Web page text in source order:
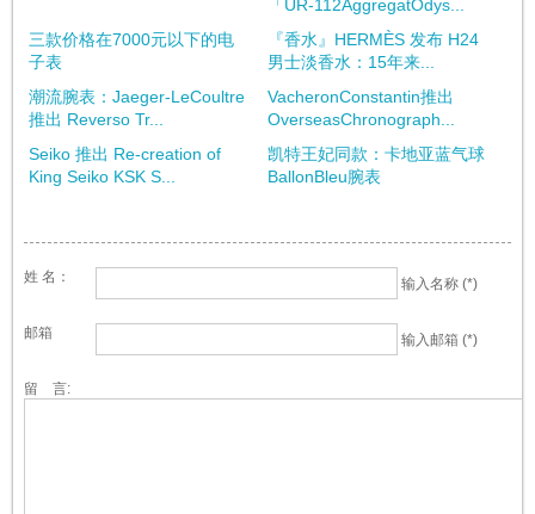
「UR-112AggregatOdys...
三款价格在7000元以下的电
子表
『香水』HERMÈS 发布 H24
男士淡香水：15年来...
潮流腕表：Jaeger-LeCoultre
推出 Reverso Tr...
VacheronConstantin推出
OverseasChronograph...
Seiko 推出 Re-creation of
King Seiko KSK S...
凯特王妃同款：卡地亚蓝气球
BallonBleu腕表
姓 名： 输入名称 (*)
邮箱 输入邮箱 (*)
留 言: